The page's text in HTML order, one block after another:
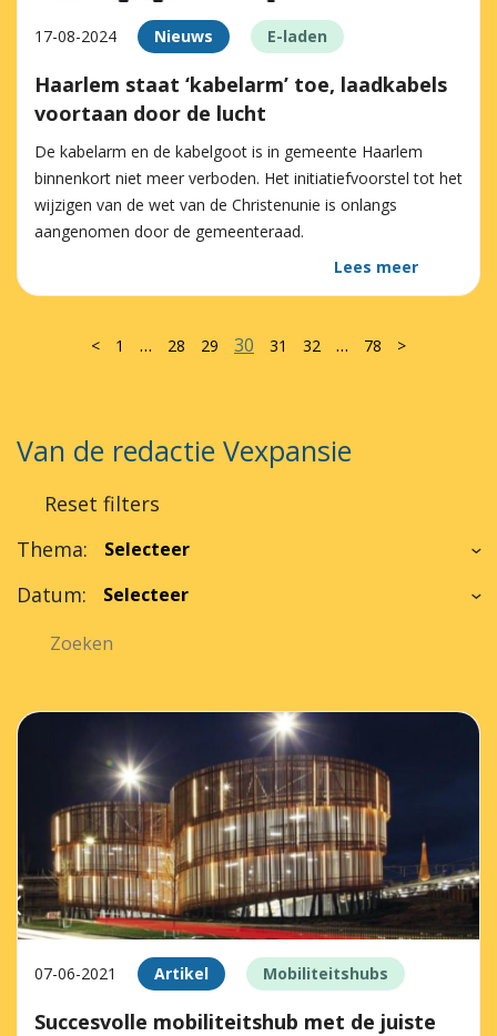
17-08-2024 Nieuws E-laden
Haarlem staat ‘kabelarm’ toe, laadkabels
voortaan door de lucht
De kabelarm en de kabelgoot is in gemeente Haarlem
binnenkort niet meer verboden. Het initiatiefvoorstel tot het
wijzigen van de wet van de Christenunie is onlangs
aangenomen door de gemeenteraad.
Lees meer
< 1 … 28 29 30 31 32 … 78 >
Van de redactie Vexpansie
Reset filters
Thema:
Datum:
07-06-2021 Artikel Mobiliteitshubs
Succesvolle mobiliteitshub met de juiste